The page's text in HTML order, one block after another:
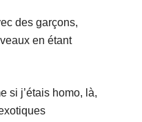
des garçons,
en étant
si j’étais homo, là,